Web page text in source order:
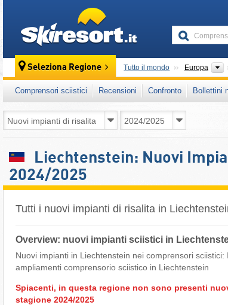
Seleziona Regione Tutto il mondo Europa
Comprensori sciistici Recensioni Confronto Bollettini
Liechtenstein: Nuovi
2024/2025
Tutti i nuovi impianti di risalita in
Overview: nuovi impianti sciistici in
Nuovi impianti in Liechtenstein nei comprensori
ampliamenti comprensorio sciistico in Liechtenstein
Spiacenti, in questa regione non sono presenti
stagione 2024/2025